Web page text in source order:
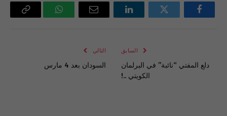
فيسبوك تويتر لينكدإن
البريد
واتساب Copy
السابق
دلع المفتي “نائبة” في البرلمان
الكويتي ..!
التالي
السودان بعد 4 مارس